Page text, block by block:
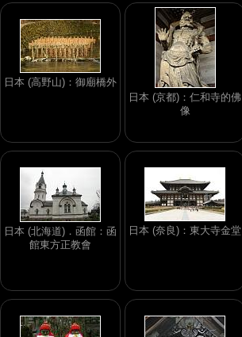
日本 (高野山)：御廟橋外
日本 (京都)：仁和寺的佛
像
日本 (北海道)．函館：函
館東方正教會
日本 (奈良)：東大寺金堂